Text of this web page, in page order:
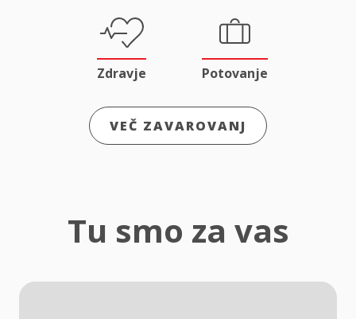
Zdravje Potovanje
VEČ ZAVAROVANJ
Tu smo za vas